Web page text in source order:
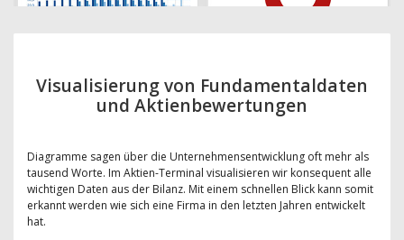
Visualisierung von Fundamentaldaten
und Aktienbewertungen
Diagramme sagen über die Unternehmensentwicklung oft mehr als
tausend Worte. Im Aktien-Terminal visualisieren wir konsequent alle
wichtigen Daten aus der Bilanz. Mit einem schnellen Blick kann somit
erkannt werden wie sich eine Firma in den letzten Jahren entwickelt
hat.